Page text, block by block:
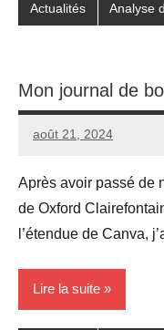
Actualités Analyse
Mon journal de
août 21, 2024
Seg0_La_Vraie
2
Après avoir passé de
de Oxford
l’étendue de Canva,
Lire la suite